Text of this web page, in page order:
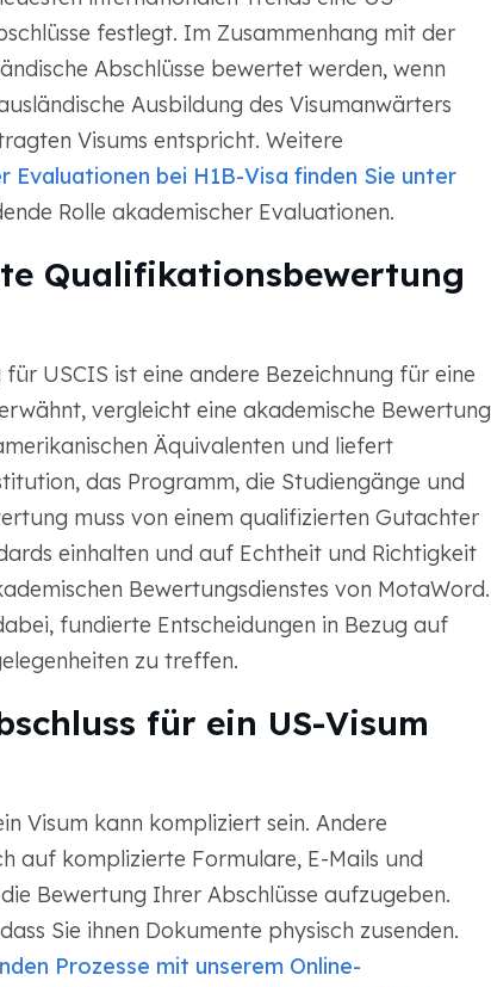
festlegt. Im Zusammenhang mit der
Abschlüsse bewertet werden, wenn
Ausbildung des Visumanwärters
Visums entspricht. Weitere
Evaluationen bei H1B-Visa finden Sie unter
Rolle akademischer Evaluationen.
Qualifikationsbewertung
USCIS ist eine andere Bezeichnung für eine
vergleicht eine akademische Bewertung
Äquivalenten und liefert
das Programm, die Studiengänge und
muss von einem qualifizierten Gutachter
einhalten und auf Echtheit und Richtigkeit
Bewertungsdienstes von MotaWord.
fundierte Entscheidungen in Bezug auf
zu treffen.
für ein US-Visum
Visum kann kompliziert sein. Andere
auf komplizierte Formulare, E-Mails und
Bewertung Ihrer Abschlüsse aufzugeben.
Sie ihnen Dokumente physisch zusenden.
Prozesse mit unserem Online-